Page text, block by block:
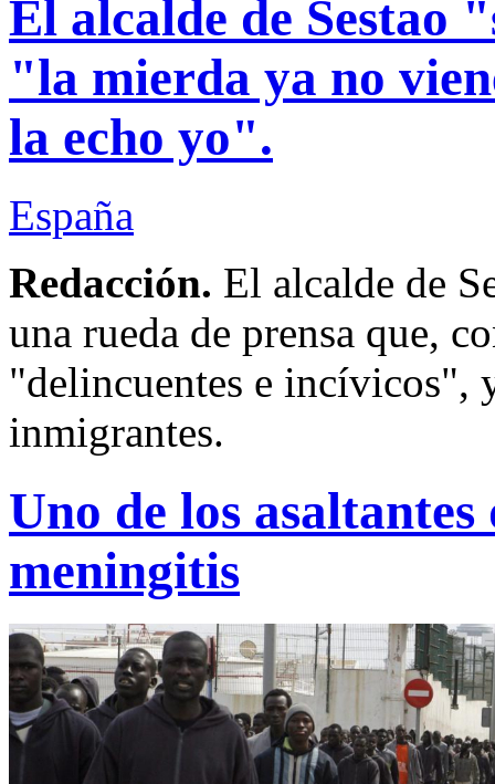
El alcalde de Sestao
"la mierda ya no
la echo yo".
España
Redacción. El alcalde de
una rueda de prensa que,
"delincuentes e incívicos",
inmigrantes.
Uno de los
meningitis